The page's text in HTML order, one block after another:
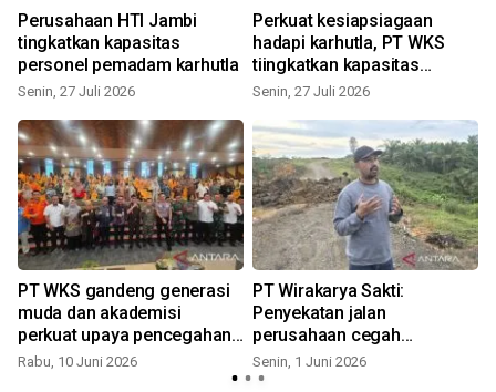
Perusahaan HTI Jambi
tingkatkan kapasitas
personel pemadam karhutla
Senin, 27 Juli 2026
Perkuat kesiapsiagaan
hadapi karhutla, PT WKS
tiingkatkan kapasitas
personel pemadam
Senin, 27 Juli 2026
PT WKS gandeng generasi
muda dan akademisi
perkuat upaya pencegahan
dan deteksi dini karhutla
Rabu, 10 Juni 2026
PT Wirakarya Sakti:
Penyekatan jalan
perusahaan cegah
perluasan perambah di
lahan konsesi
Senin, 1 Juni 2026